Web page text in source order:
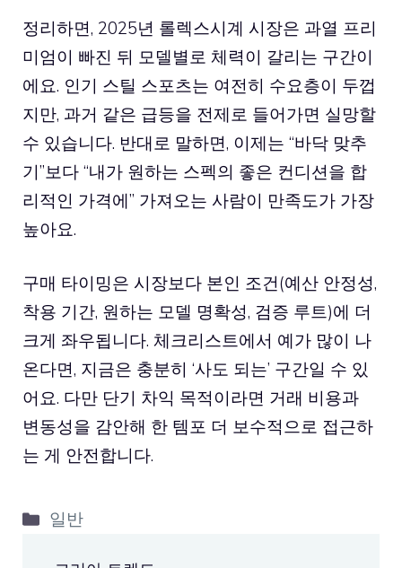
정리하면, 2025년 롤렉스시계 시장은 과열 프리
미엄이 빠진 뒤 모델별로 체력이 갈리는 구간이
에요. 인기 스틸 스포츠는 여전히 수요층이 두껍
지만, 과거 같은 급등을 전제로 들어가면 실망할
수 있습니다. 반대로 말하면, 이제는 “바닥 맞추
기”보다 “내가 원하는 스펙의 좋은 컨디션을 합
리적인 가격에” 가져오는 사람이 만족도가 가장
높아요.
구매 타이밍은 시장보다 본인 조건(예산 안정성,
착용 기간, 원하는 모델 명확성, 검증 루트)에 더
크게 좌우됩니다. 체크리스트에서 예가 많이 나
온다면, 지금은 충분히 ‘사도 되는’ 구간일 수 있
어요. 다만 단기 차익 목적이라면 거래 비용과
변동성을 감안해 한 템포 더 보수적으로 접근하
는 게 안전합니다.
카
일반